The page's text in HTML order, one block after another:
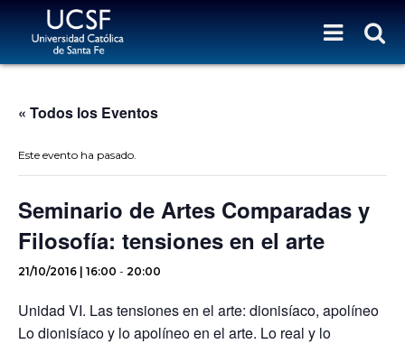
« Todos los Eventos
Este evento ha pasado.
Seminario de Artes Comparadas y
Filosofía: tensiones en el arte
21/10/2016 | 16:00 - 20:00
Unidad VI. Las tensiones en el arte: dionisíaco, apolíneo
Lo dionisíaco y lo apolíneo en el arte. Lo real y lo